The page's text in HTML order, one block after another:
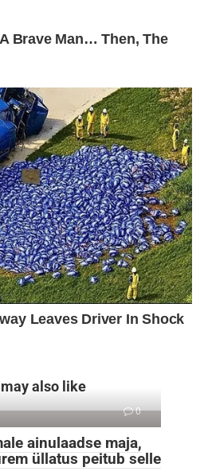
also like
0
ainulaadse maja,
üllatus peitub selle